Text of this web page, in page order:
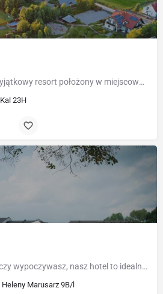
Ostoja Dwa Jeziora to wyjątkowy resort położony w miejscowości Kal – 5 km od Węgorzewa, w samym sercu Mazur.…
Kal 23H
Podróżujesz biznesowo czy wypoczywasz, nasz hotel to idealne miejsce do spędzenia kilku dni w komfortowych,…
Heleny Marusarz 9B/l